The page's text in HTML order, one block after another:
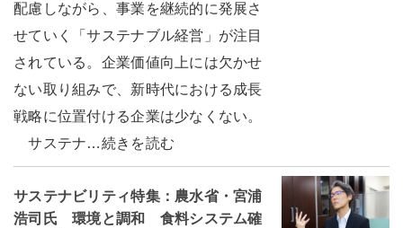
配慮しながら、事業を継続的に発展さ
せていく「サステナブル経営」が注目
されている。企業価値向上には欠かせ
ない取り組みで、新時代における成長
戦略に位置付ける企業は少なくない。
サステナ…続きを読む
サステナビリティ特集：農水省・宮浦
浩司氏 環境と調和 食料システム確